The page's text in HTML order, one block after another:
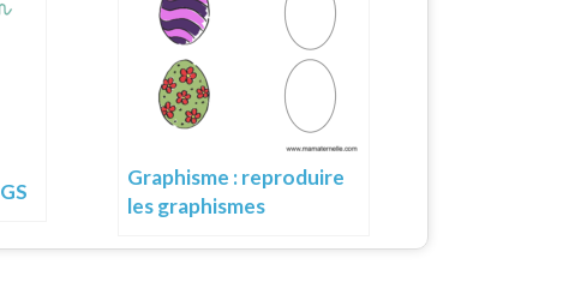
Graphisme : reproduire
les graphismes